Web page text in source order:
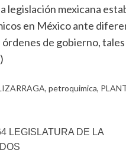
legislación mexicana
en México ante
de gobierno,
, petroquimica,
LEGISLATURA DE LA